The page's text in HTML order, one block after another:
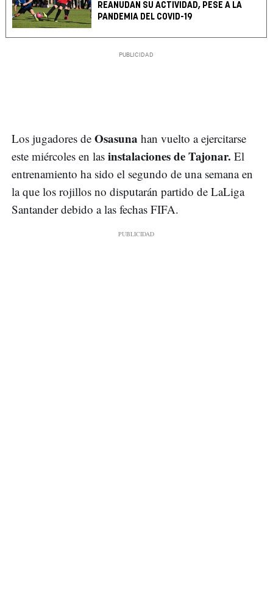
REANUDAN SU ACTIVIDAD, PESE A LA
PANDEMIA DEL COVID-19
Los jugadores de Osasuna han vuelto a ejercitarse
este miércoles en las instalaciones de Tajonar. El
entrenamiento ha sido el segundo de una semana en
la que los rojillos no disputarán partido de LaLiga
Santander debido a las fechas FIFA.